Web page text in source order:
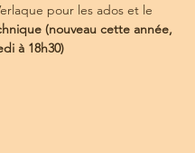
pour les ados et le
(nouveau cette année,
à 18h30)